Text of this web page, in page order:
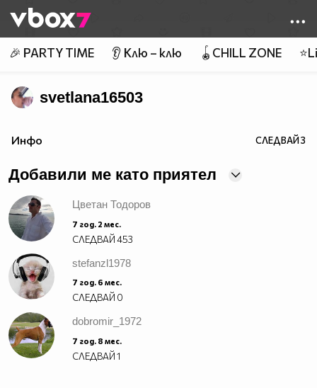
👾
🎉 PARTY TIME 👂 Клю – клю 🪀CHILL ZONE
svetlana16503
Инфо СЛЕДВАЙ3
Добавили ме като приятел
Цветан Тодоров
7 год. 2 мес.
СЛЕДВАЙ453
stefanzl1978
7 год. 6 мес.
СЛЕДВАЙ 0
dobromir_1972
7 год. 8 мес.
СЛЕДВАЙ1